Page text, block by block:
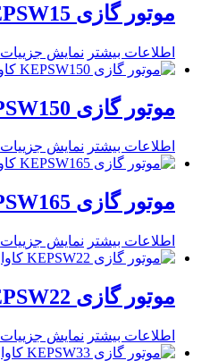
موتور گازی KEPSW15 کاوا
اطلاعات بیشتر نمایش جزییات
موتور گازی KEPSW150 کاوا
اطلاعات بیشتر نمایش جزییات
موتور گازی KEPSW165 کاوا
اطلاعات بیشتر نمایش جزییات
موتور گازی KEPSW22 کاوا
اطلاعات بیشتر نمایش جزییات